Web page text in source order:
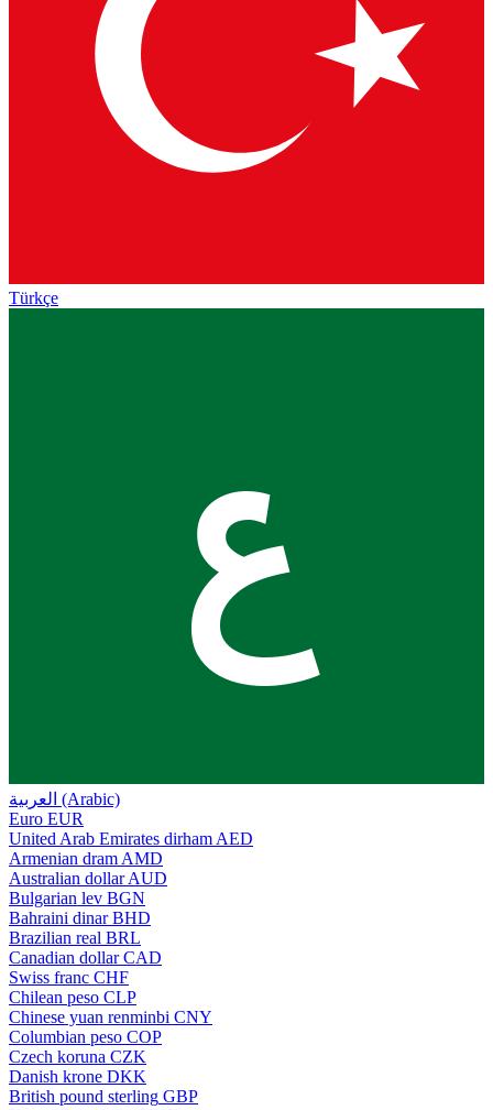
Türkçe
ع
العربية (Arabic)
Euro EUR
United Arab Emirates dirham AED
Armenian dram AMD
Australian dollar AUD
Bulgarian lev BGN
Bahraini dinar BHD
Brazilian real BRL
Canadian dollar CAD
Swiss franc CHF
Chilean peso CLP
Chinese yuan renminbi CNY
Columbian peso COP
Czech koruna CZK
Danish krone DKK
British pound sterling GBP